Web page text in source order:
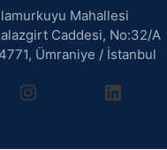
Mahallesi
Caddesi, No:32/A
Ümraniye / İstanbul
instagramlinkedin